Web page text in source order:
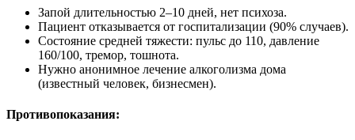
Запой длительностью 2–10 дней, нет психоза.
Пациент отказывается от госпитализации (90% случаев).
Состояние средней тяжести: пульс до 110, давление
160/100, тремор, тошнота.
Нужно анонимное лечение алкоголизма дома
(известный человек, бизнесмен).
Противопоказания: